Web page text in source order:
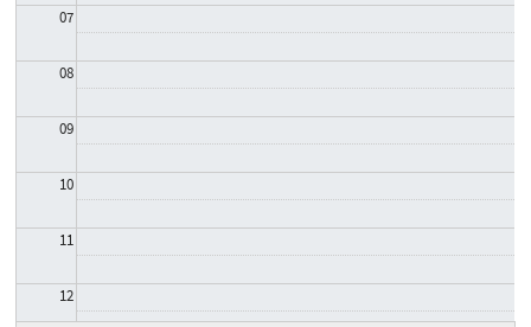
07
08
09
10
11
12